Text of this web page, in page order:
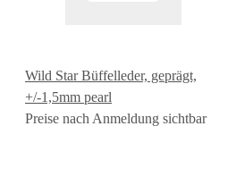
Wild Star Büffelleder, geprägt,
+/-1,5mm pearl
Preise nach Anmeldung sichtbar